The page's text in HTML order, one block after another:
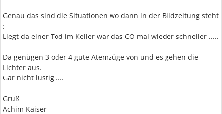
Genau das sind die Situationen wo dann in der Bildzeitung steht
:
Liegt da einer Tod im Keller war das CO mal wieder schneller .....
Da genügen 3 oder 4 gute Atemzüge von und es gehen die
Lichter aus.
Gar nicht lustig ....
Gruß
Achim Kaiser